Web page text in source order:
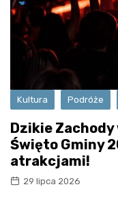
Kultura Podróże
Dzikie
Święto Gminy
atrakcjami!
29 lipca 2026